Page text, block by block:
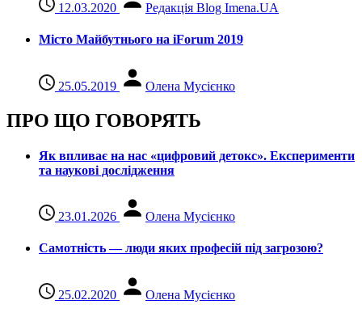
12.03.2020 Редакція Blog Imena.UA
Місто Майбутнього на iForum 2019
25.05.2019 Олена Мусієнко
ПРО ЩО ГОВОРЯТЬ
Як впливає на нас «цифровий детокс». Експерименти
та наукові дослідження
23.01.2026 Олена Мусієнко
Самотність — люди яких професій під загрозою?
25.02.2020 Олена Мусієнко